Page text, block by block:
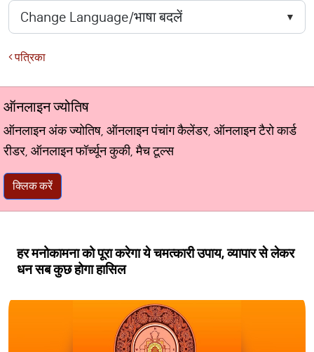
पत्रिका
ऑनलाइन ज्योतिष
ऑनलाइन अंक ज्योतिष, ऑनलाइन पंचांग कैलेंडर, ऑनलाइन टैरो कार्ड
रीडर, ऑनलाइन फॉर्च्यून कुकी, मैच टूल्स
क्लिक करें
हर मनोकामना को पूरा करेगा ये चमत्कारी उपाय, व्यापार से लेकर
धन सब कुछ होगा हासिल